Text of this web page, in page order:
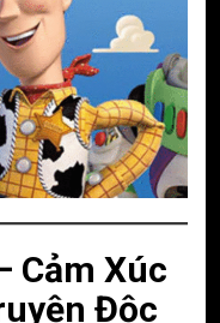
Cảm Xúc
Độc